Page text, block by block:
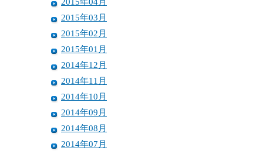
2015年03月
2015年02月
2015年01月
2014年12月
2014年11月
2014年10月
2014年09月
2014年08月
2014年07月